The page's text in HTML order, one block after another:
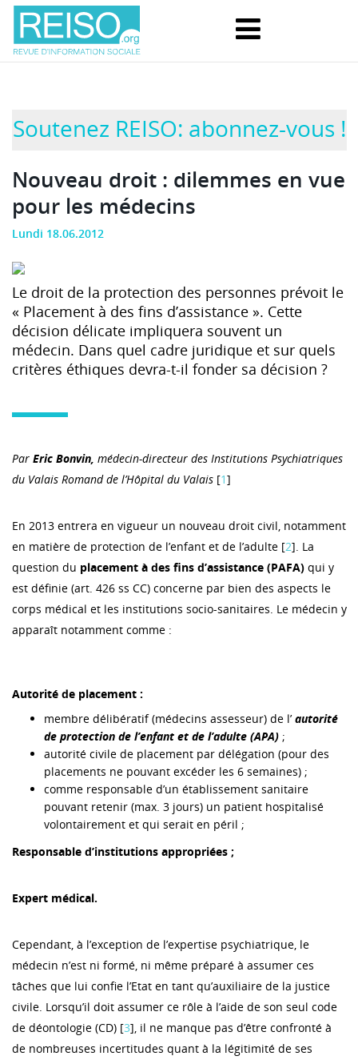
Soutenez REISO: abonnez-vous !
Nouveau droit : dilemmes en vue
pour les médecins
Lundi 18.06.2012
Le droit de la protection des personnes prévoit le
« Placement à des fins d’assistance ». Cette
décision délicate impliquera souvent un
médecin. Dans quel cadre juridique et sur quels
critères éthiques devra-t-il fonder sa décision ?
Par Eric Bonvin, médecin-directeur des Institutions Psychiatriques
du Valais Romand de l’Hôpital du Valais [1]
En 2013 entrera en vigueur un nouveau droit civil, notamment
en matière de protection de l’enfant et de l’adulte [2]. La
question du placement à des fins d’assistance (PAFA) qui y
est définie (art. 426 ss CC) concerne par bien des aspects le
corps médical et les institutions socio-sanitaires. Le médecin y
apparaît notamment comme :
Autorité de placement :
membre délibératif (médecins assesseur) de l’ autorité
de protection de l’enfant et de l’adulte (APA) ;
autorité civile de placement par délégation (pour des
placements ne pouvant excéder les 6 semaines) ;
comme responsable d’un établissement sanitaire
pouvant retenir (max. 3 jours) un patient hospitalisé
volontairement et qui serait en péril ;
Responsable d’institutions appropriées ;
Expert médical.
Cependant, à l’exception de l’expertise psychiatrique, le
médecin n’est ni formé, ni même préparé à assumer ces
tâches que lui confie l’Etat en tant qu’auxiliaire de la justice
civile. Lorsqu’il doit assumer ce rôle à l’aide de son seul code
de déontologie (CD) [3], il ne manque pas d’être confronté à
de nombreuses incertitudes quant à la légitimité de ses